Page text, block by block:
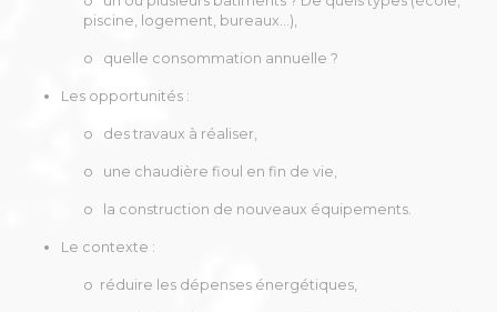
piscine, logement, bureaux…),
o quelle consommation annuelle ?
Les opportunités :
o des travaux à réaliser,
o une chaudière fioul en fin de vie,
o la construction de nouveaux équipements.
Le contexte :
o réduire les dépenses énergétiques,